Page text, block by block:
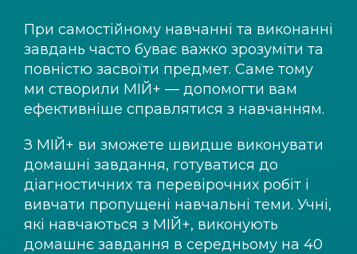
При самостійному навчанні та виконанні
завдань часто буває важко зрозуміти та
повністю засвоїти предмет. Саме тому
ми створили МІЙ+ — допомогти вам
ефективніше справлятися з навчанням.
З МІЙ+ ви зможете швидше виконувати
домашні завдання, готуватися до
діагностичних та перевірочних робіт і
вивчати пропущені навчальні теми. Учні,
які навчаються з МІЙ+, виконують
домашнє завдання в середньому на 40